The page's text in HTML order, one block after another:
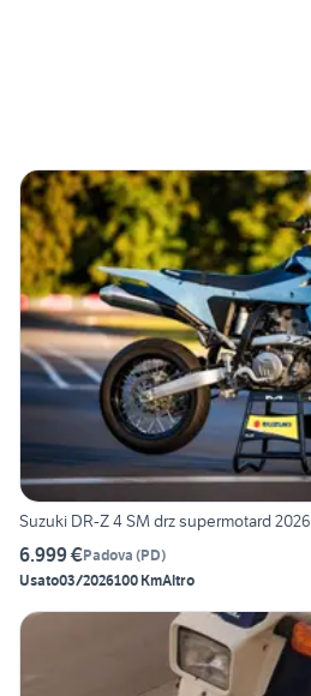
Suzuki DR-Z 4 SM drz supermotard 2026
6.999 €Padova (PD)
Usato03/2026100 KmAltro